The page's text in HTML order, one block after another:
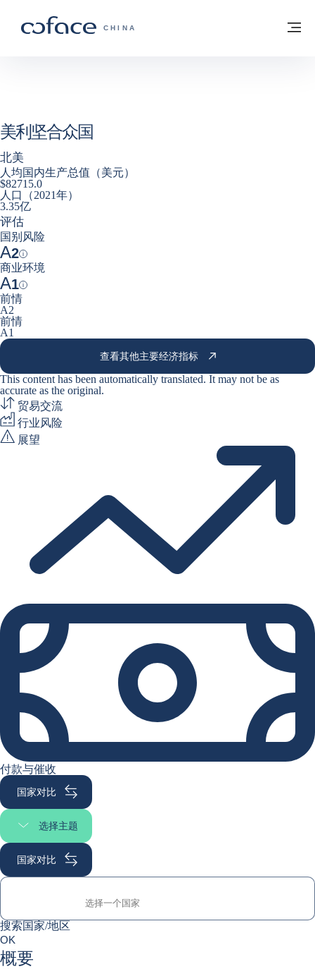
科法斯：携手共创安全贸易 - 首页
CHINA
返回首页
美利坚合众国
北美
人均国内生产总值（美元）
$82715.0
人口（2021年）
3.35亿
评估
国别风险
A2
Help
商业环境
A1
Help
前情
A2
前情
A1
查看其他主要经济指标
This content has been automatically translated. It may not be as
accurate as the original.
贸易交流
行业风险
展望
付款与催收
国家对比
选择主题
选择页面
国家对比
搜索国家/地区
0suggestions
搜索国家/地区
OK
概要